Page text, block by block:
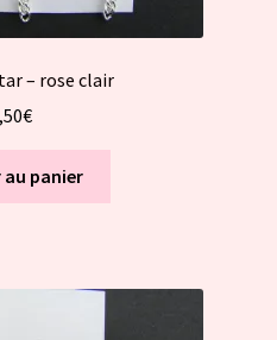
– rose clair
€
panier